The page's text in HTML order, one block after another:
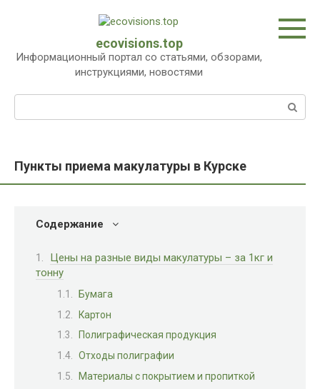
ecovisions.top
Информационный портал со статьями, обзорами,
инструкциями, новостями
Пункты приема макулатуры в Курске
Содержание
Цены на разные виды макулатуры – за 1кг и
тонну
Бумага
Картон
Полиграфическая продукция
Отходы полиграфии
Материалы с покрытием и пропиткой